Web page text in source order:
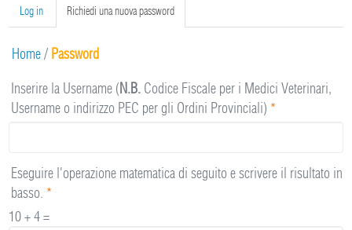
Primary tabs
Log in Richiedi una nuova password
tab)
Home/ Password
Inserire la Username (N.B. Codice Fiscale per i Medici Veterinari,
Username o indirizzo PEC per gli Ordini Provinciali) *
Eseguire l'operazione matematica di seguito e scrivere il risultato in
basso. *
10 + 4 =